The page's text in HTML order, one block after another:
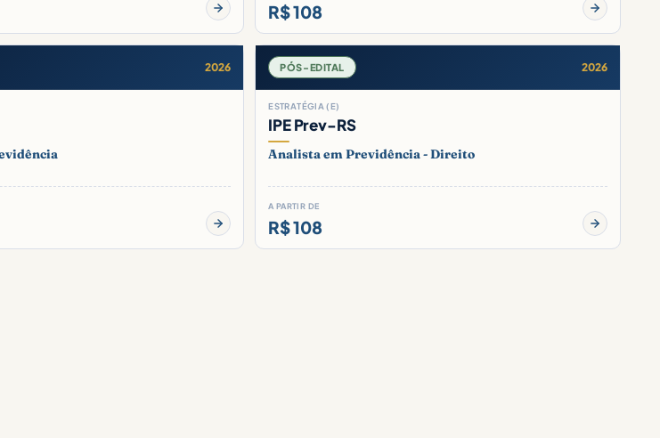
R$ 108
2026 PÓS-EDITAL 2026
ESTRATÉGIA (E)
IPE Prev-RS
Analista em Previdência - Direito
A PARTIR DE
R$ 108